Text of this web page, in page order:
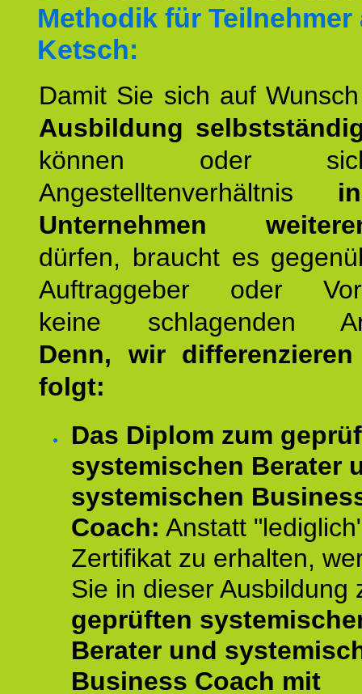
Methodik für Teilnehmer
Ketsch:
Damit Sie sich auf
Ausbildung
können oder
Angestelltenverhältnis
Unternehmen
dürfen, braucht es
Auftraggeber oder
keine schlagenden
Denn, wir
folgt:
Das Diplom zum
systemischen Berater
systemischen
Coach: Anstatt
Zertifikat zu erhalten,
Sie in dieser Ausbildung
geprüften
Berater und
Business Coach mit